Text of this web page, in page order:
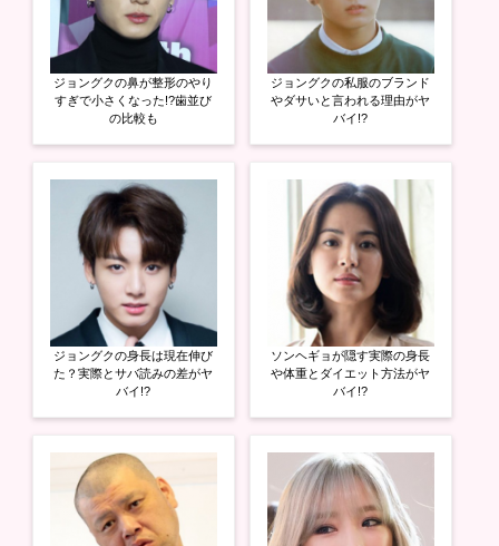
い
ウ
ィ
ン
ド
ウ
で
開
す
て
く
い
(
新
し
い
ウ
ド
ウ
で
開
き
ま
す
)
い
ウ
ィ
ン
ド
ウ
で
開
す
ジョングクの鼻が整形のやり
すぎで小さくなった!?歯並び
の比較も
ジョングクの身長は現在伸び
た？実際とサバ読みの差がヤ
バイ!?
ジョングクの私服のブランド
やダサいと言われる理由がヤ
バイ!?
ソンヘギョが隠す実際の身長
や体重とダイエット方法がヤ
バイ!?